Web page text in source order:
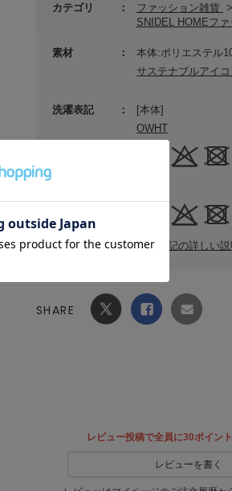
カテゴリ ファッション雑貨 >
SNIDEL HOMEフ
素材
本体:ポリエステル
サステナブルアイ
洗濯表記
[本体]
OWHT
洗濯表記の詳しい
SHARE
レビュー投稿で全員に30ポイン
レビューを書く